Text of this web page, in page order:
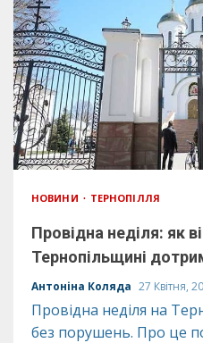
НОВИНИ ТЕРНОПІЛЛЯ
Провідна неділя: як
Тернопільщині
Антоніна Коляда 27 Квітня,
Провідна неділя на
без порушень. Про це